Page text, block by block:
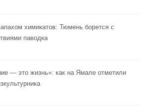
химикатов: Тюмень борется с
паводка
— это жизнь»: как на Ямале отметили